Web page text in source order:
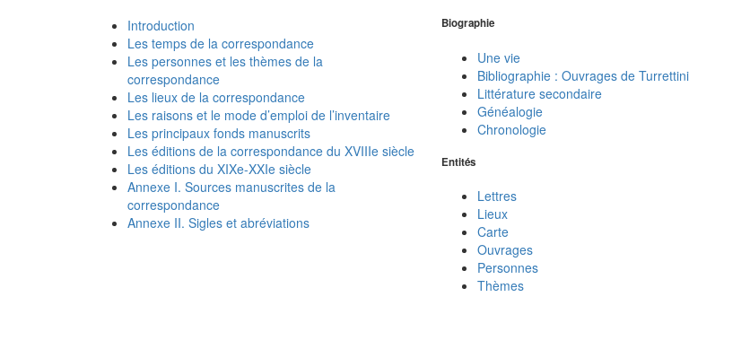
Introduction
Les temps de la correspondance
Les personnes et les thèmes de la
correspondance
Les lieux de la correspondance
Les raisons et le mode d’emploi de l’inventaire
Les principaux fonds manuscrits
Les éditions de la correspondance du XVIIIe siècle
Les éditions du XIXe-XXIe siècle
Annexe I. Sources manuscrites de la
correspondance
Annexe II. Sigles et abréviations
Biographie
Une vie
Bibliographie : Ouvrages de Turrettini
Littérature secondaire
Généalogie
Chronologie
Entités
Lettres
Lieux
Carte
Ouvrages
Personnes
Thèmes